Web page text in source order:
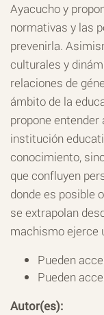
Ayacucho y
normativas y las
prevenirla.
culturales y
relaciones de
ámbito de la
propone
institución
conocimiento,
que confluyen
donde es posible
se extrapolan
machismo ejerce
Pueden
Pueden
Autor(es):